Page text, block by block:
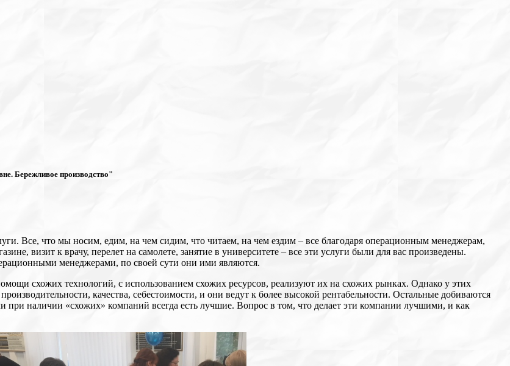
Бережливое производство"
Все, что мы носим, едим, на чем сидим, что читаем, на чем ездим – все благодаря операционным менеджерам,
визит к врачу, перелет на самолете, занятие в университете – все эти услуги были для вас произведены.
менеджерами, по своей сути они ими являются.
схожих технологий, с использованием схожих ресурсов, реализуют их на схожих рынках. Однако у этих
качества, себестоимости, и они ведут к более высокой рентабельности. Остальные добиваются
при наличии «схожих» компаний всегда есть лучшие. Вопрос в том, что делает эти компании лучшими, и как